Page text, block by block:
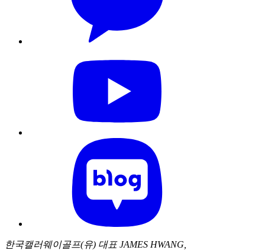
한국캘러웨이골프(유) 대표 JAMES HWANG,